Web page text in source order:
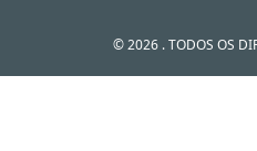
© 2026 . TODOS OS